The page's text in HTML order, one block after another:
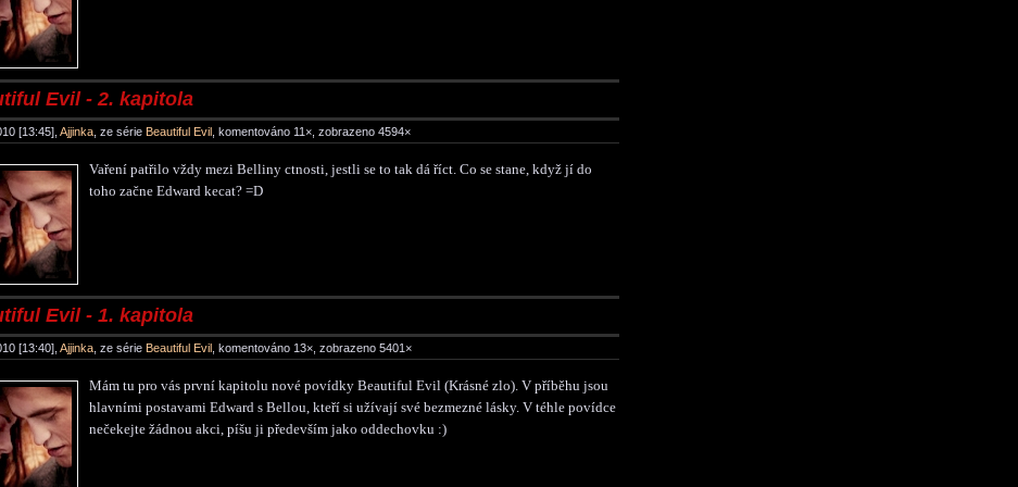
Evil - 2. kapitola
[13:45], Ajjinka , ze série Beautiful Evil , komentováno 11×, zobrazeno 4594×
Vaření patřilo vždy mezi Belliny ctnosti, jestli se to tak dá říct. Co se stane, když jí do
toho začne Edward kecat? =D
Evil - 1. kapitola
[13:40], Ajjinka , ze série Beautiful Evil , komentováno 13×, zobrazeno 5401×
Mám tu pro vás první kapitolu nové povídky Beautiful Evil (Krásné zlo). V příběhu jsou
hlavními postavami Edward s Bellou, kteří si užívají své bezmezné lásky. V téhle povídce
nečekejte žádnou akci, píšu ji především jako oddechovku :)